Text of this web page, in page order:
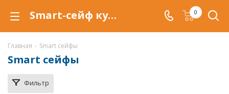
Smart-сейф купить в Воронеже, сейфы Smart сейфы по низкой цене c доставкой. 0
Главная - Smart сейфы
Smart сейфы
Фильтр